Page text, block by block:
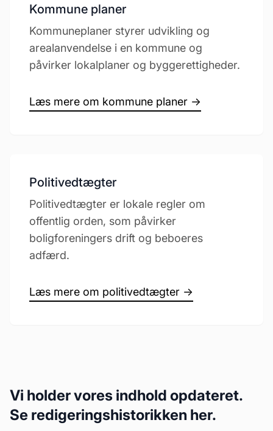
Kommune planer
Kommuneplaner styrer udvikling og
arealanvendelse i en kommune og
påvirker lokalplaner og byggerettigheder.
Læs mere om kommune planer →
Politivedtægter
Politivedtægter er lokale regler om
offentlig orden, som påvirker
boligforeningers drift og beboeres
adfærd.
Læs mere om politivedtægter →
Vi holder vores indhold opdateret.
Se redigeringshistorikken her.